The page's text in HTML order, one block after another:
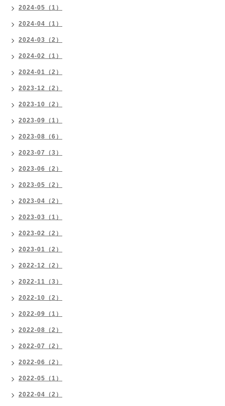
2024-05（1）
2024-04（1）
2024-03（2）
2024-02（1）
2024-01（2）
2023-12（2）
2023-10（2）
2023-09（1）
2023-08（6）
2023-07（3）
2023-06（2）
2023-05（2）
2023-04（2）
2023-03（1）
2023-02（2）
2023-01（2）
2022-12（2）
2022-11（3）
2022-10（2）
2022-09（1）
2022-08（2）
2022-07（2）
2022-06（2）
2022-05（1）
2022-04（2）